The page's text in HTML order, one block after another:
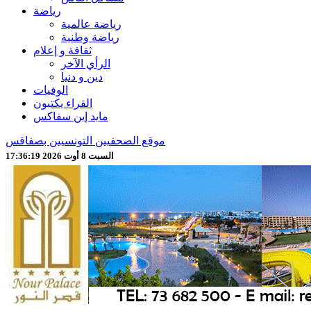
رياضة
رياضة عالمية
رياضة وطنية
ثقافة و إعلام
الرأي الآخر
دين و دنيا
الوفيات
القراء يكتبون
مايد إين سفاكس
موقع الصحفيين التونسيين بصفاقس
السبت 8 أوت 2026 17:36:22